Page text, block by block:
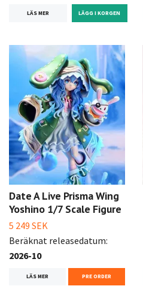
LÄS MER
Date A Live Prisma Wing
Yoshino 1/7 Scale Figure
5 249 SEK
Beräknat releasedatum:
2026-10
LÄS MER PRE ORDER